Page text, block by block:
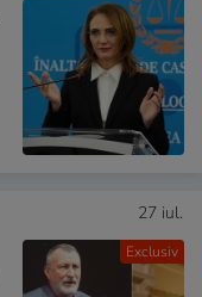
Exclusiv
27 iul.